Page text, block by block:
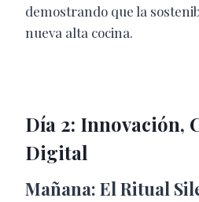
demostrando que la
nueva alta cocina.
Día 2: Innovación,
Digital
Mañana: El Ritual